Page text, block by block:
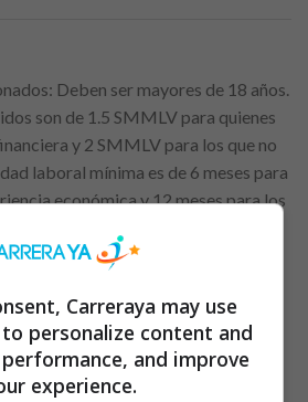
Deben ser mayores de 18 años.
son de 1.5 SMMLV para quienes
y 2 SMMLV para los que no
laboral mínima es de 6 meses para
económica y 12 meses para los
ser mayores de 25 años. Los
y 4 SMMLV para los que no. La
es de 24 meses para quienes
y 36 meses para los que no.
Carreraya may use
personalize content and
and improve
experience.